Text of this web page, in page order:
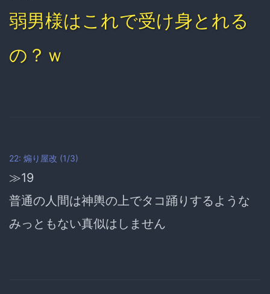
弱男様はこれで受け身とれる
の？ｗ
22: 煽り屋改 (1/3)
≫19
普通の人間は神輿の上でタコ踊りするような
みっともない真似はしません